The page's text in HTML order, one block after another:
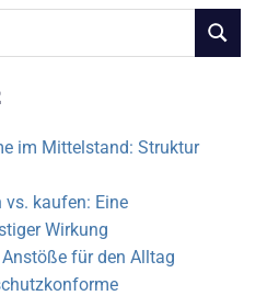
SUCHEN
im Mittelstand: Struktur
kaufen: Eine
Wirkung
für den Alltag